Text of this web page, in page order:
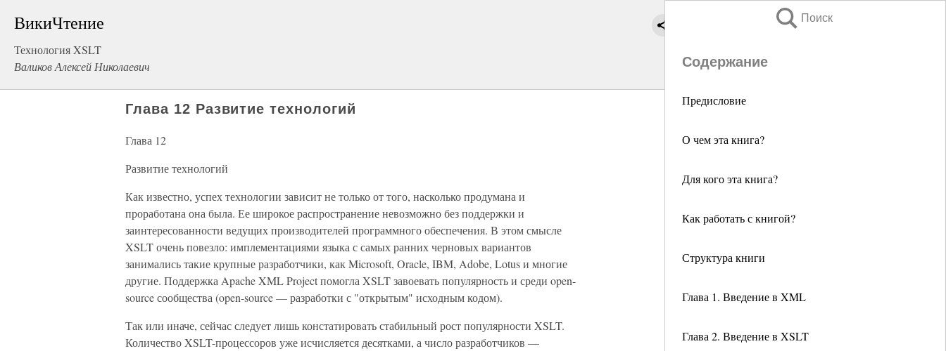
ВикиЧтение
Технология XSLT
Валиков Алексей Николаевич
Поиск
Содержание
Предисловие
О чем эта книга?
Для кого эта книга?
Как работать с книгой?
Структура книги
Глава 1. Введение в XML
Глава 2. Введение в XSLT
Глава 12 Развитие технологий
Глава 12
Развитие технологий
Как известно, успех технологии зависит не только от того, насколько продумана и
проработана она была. Ее широкое распространение невозможно без поддержки и
заинтересованности ведущих производителей программного обеспечения. В этом смысле
XSLT очень повезло: имплементациями языка с самых ранних черновых вариантов
занимались такие крупные разработчики, как Microsoft, Oracle, IBM, Adobe, Lotus и многие
другие. Поддержка Apache XML Project помогла XSLT завоевать популярность и среди open-
source сообщества (open-source — разработки с "открытым" исходным кодом).
Так или иначе, сейчас следует лишь констатировать стабильный рост популярности XSLT.
Количество XSLT-процессоров уже исчисляется десятками, а число разработчиков —